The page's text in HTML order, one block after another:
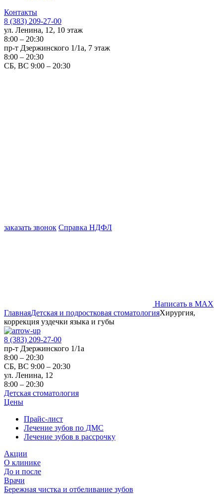
Контакты
8 (383) 209-27-00
ул. Ленина, 12, 10 этаж
8:00 – 20:30
пр-т Дзержинского 1/1а, 7 этаж
8:00 – 20:30
СБ, ВС 9:00 – 20:30
заказать звонок Справка НДФЛ
Написать в MAX
ГлавнаяДетская и подростковая стоматологияХирургия,
коррекция уздечки языка и губы
8 (383) 209-27-00
пр-т Дзержинского 1/1а
8:00 – 20:30
СБ, ВС 9:00 – 20:30
ул. Ленина, 12
8:00 – 20:30
Детская стоматология
Цены
Прайс-лист
Лечение зубов по ДМС
Лечение зубов в рассрочку
Акции
О клинике
До и после
Врачи
Бережная чистка и отбеливание зубов